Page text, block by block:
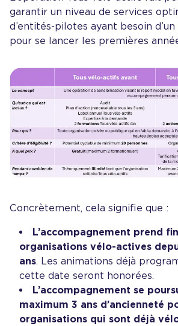
garantir un niveau de services
d’entités-pilotes ayant besoin
pour se lancer les premières
Concrètement, cela signifie que :
L’accompagnement prend
organisations vélo-actives
ans. Les animations déjà
cette date seront honorées.
L’accompagnement se
maximum 3 ans d’ancienneté
organisations qui sont déjà